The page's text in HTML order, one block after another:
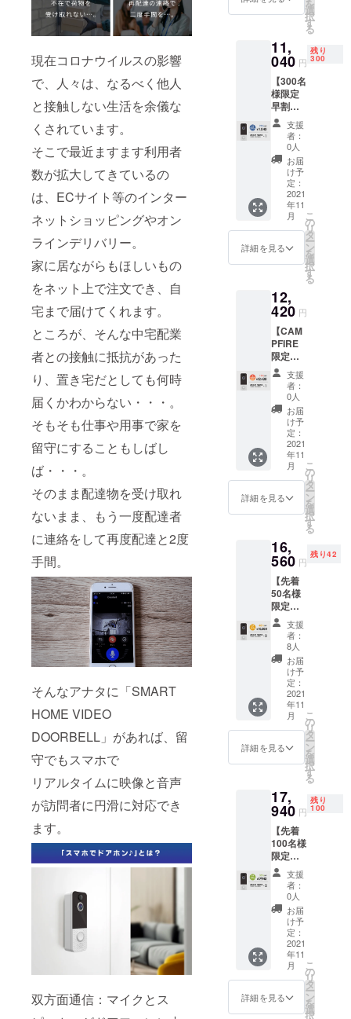
現在コロナウイルスの影響
で、人々は、なるべく他人
と接触しない生活を余儀な
くされています。
そこで最近ますます利用者
数が拡大してきているの
は、ECサイト等のインター
ネットショッピングやオン
ラインデリバリー。
家に居ながらもほしいもの
をネット上で注文でき、自
宅まで届けてくれます。
ところが、そんな中宅配業
者との接触に抵抗があった
り、置き宅だとしても何時
届くかわからない・・・。
そもそも仕事や用事で家を
留守にすることもしばし
ば・・・。
そのまま配達物を受け取れ
ないまま、もう一度配達者
に連絡をして再度配達と2度
手間。
そんなアナタに「SMART
HOME VIDEO
DOORBELL」があれば、留
守でもスマホで
リアルタイムに映像と音声
が訪問者に円滑に対応でき
ます。
双方面通信：マイクとス
ホン
FIRE限
定特別
価格(早
割)
→9,798
円(税
込・送
料込)
【希望
小売価
13,800
円の約
29%OF
F】 ・
本体×1
・レ
付け金
具×1
・説明
書兼保
証書(日
本語）
の商品
は量産
済みで
はあり
ます
が、製
品改良
などの
必要な
る可能
性があ
りま
す。 ※
皆様の
ご支援
を頂け
たこと
によ
り、量
産体制
を整え
ること
ができ
たまし
正規販
売価格
格より
下がる
可能性
がござ
いま
す。
を
選
択
す
る
11,
040 円
残り
300
【300名
様限定
早割】
『約
20％オ
フ』ス
マホで
ドアホ
ン♪×1 ■
先着300
名様 ■
スマホ
でドア
ホン
♪×1
■CAMP
定特別
価格(早
割)
→11,04
0円(税
込・送
料込)
【希望
小売価
格
13,800
円の約
20%OF
F】 ・
本体×1
・レ
シー
具×1
セット
書兼保
証書(日
本語）
×1 ※こ
の商品
は量産
済みで
はあり
ます
が、製
品改良
などの
必要な
仕様の
性があ
りま
す。 ※
皆様の
ご支援
を頂け
たこと
によ
り、量
産体制
を整え
ること
ができ
たまし
たら、
売価格
が販売
支援
者：
0人
お届
け予
定：
2021
年11
月
詳細を見る
こ
の
リ
タ
ー
ン
を
選
択
す
る
12,
420 円
【CAM
PFIRE
限定】
『10%o
ff』スマ
ホでド
アホン
♪×1 ■ス
マホで
ドアホ
ン♪×1
■CAMP
FIRE限
定特別
価格(早
0円(税
込・送
料込)
【希望
小売価
格
13,800
円の約
10%OF
F】 ・
本体×1
・レ
シー
バー×1
・取り
付け金
具×1
証書(日
本語）
の商品
は量産
済みで
はあり
ます
が、製
品改良
などの
必要な
仕様の
変更が
発生す
る可能
性があ
支援
者：
0人
お届
け予
定：
2021
年11
月
詳細を見る
こ
の
リ
タ
ー
ン
を
選
択
す
る
16,
560 円
残り42
【先着
50名様
限定早
割 】
『約
40％オ
フ』ス
マホで
ドアホ
ン♪×2 ■
先着50
名様 ■
スマホ
でドア
ホン
FIRE限
定特別
価格(超
早割)
→16,56
0円(税
込・送
料込)
【希望
小売価
27,600
円の約
40%OF
F】 ・
本体×2
・レ
支援
者：
8人
お届
け予
定：
2021
年11
月
詳細を見る
こ
の
リ
タ
ー
ン
を
選
択
す
る
17,
940 円
残り
100
【先着
100名様
限定早
割】
『約
35％オ
フ』ス
マホで
ドアホ
ン♪×2 ■
先着100
名様 ■
スマホ
でドア
ホン
支援
者：
0人
お届
け予
定：
2021
年11
月
詳細を見る
こ
の
リ
タ
ー
ン
を
選
択